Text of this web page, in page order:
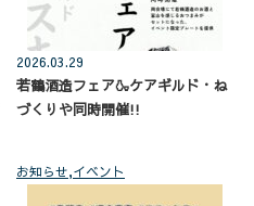
2026.03.29
若鶴酒造フェア🍶ケアギルド・ね
づくりや同時開催!!
お知らせ,イベント